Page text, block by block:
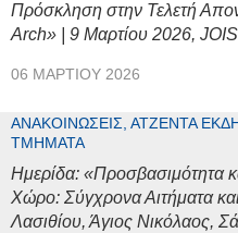
Πρόσκληση στην Τελετή
Arch» | 9 Μαρτίου 2026,
06 ΜΑΡΤΊΟΥ 2026
ΑΝΑΚΟΙΝΏΣΕΙΣ, ΑΤΖΈΝΤΑ
ΤΜΉΜΑΤΑ
Ημερίδα: «Προσβασιμότητα
Χώρο: Σύγχρονα Αιτήματα
Λασιθίου, Άγιος Νικόλαος,